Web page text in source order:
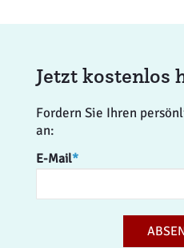
Jetzt kostenlos
Fordern Sie Ihren
an:
E-Mail*